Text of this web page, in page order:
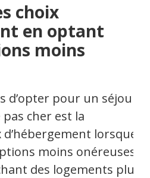
choix
en optant
moins
d’opter pour un séjour
cher est la
lorsque
moins onéreuses.
des logements plus